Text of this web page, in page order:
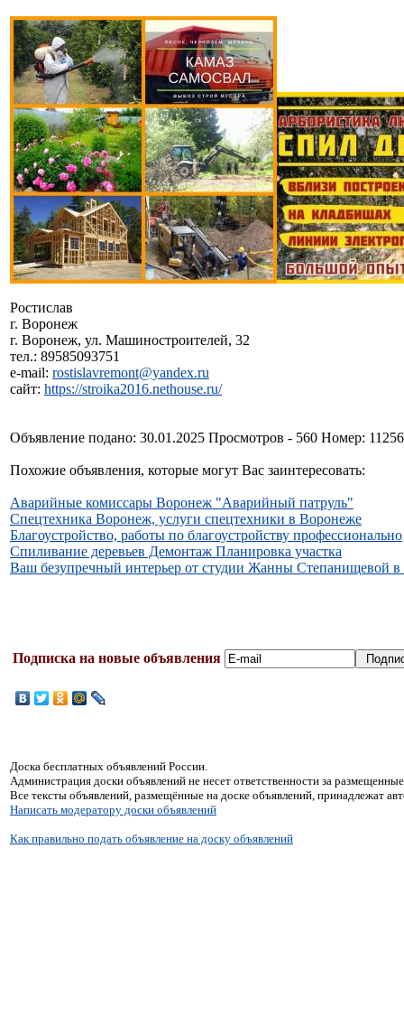
Ростислав
г. Воронеж
г. Воронеж, ул. Машиностроителей, 32
тел.: 89585093751
e-mail: rostislavremont@yandex.ru
сайт: https://stroika2016.nethouse.ru/
Объявление подано: 30.01.2025 Просмотров - 560 Номер:
Похожие объявления, которые могут Вас заинтересовать:
Аварийные комиссары Воронеж "Аварийный патруль"
Спецтехника Воронеж, услуги спецтехники в Воронеже
Благоустройство, работы по благоустройству профессионально
Спиливание деревьев Демонтаж Планировка участка
Ваш безупречный интерьер от студии Жанны Степанищевой
Подписка на новые объявления
Доска бесплатных объявлений России.
Администрация доски объявлений не несет ответственности за
Все тексты объявлений, размещённые на доске объявлений, принадлежат
Написать модератору доски объявлений
Как правильно подать объявление на доску объявлений